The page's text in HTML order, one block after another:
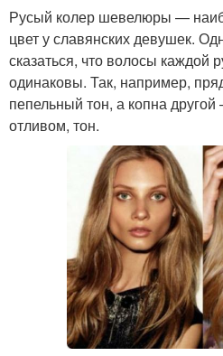
Русый колер шевелюры —
цвет у славянских девушек.
сказаться, что волосы каждой
одинаковы. Так, например,
пепельный тон, а копна
отливом, тон.